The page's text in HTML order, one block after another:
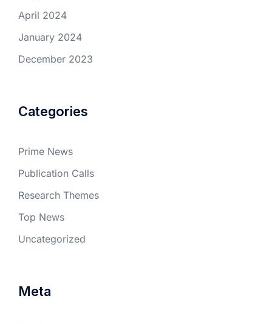
April 2024
January 2024
December 2023
Categories
Prime News
Publication Calls
Research Themes
Top News
Uncategorized
Meta